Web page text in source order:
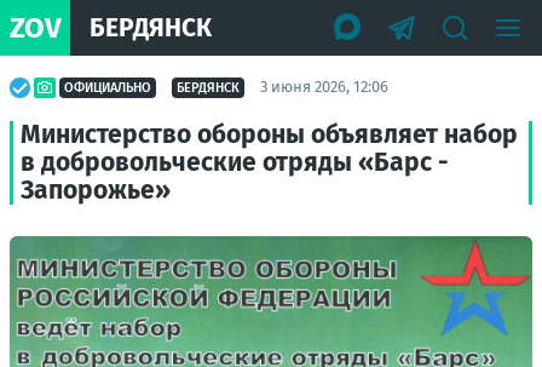
ZOV БЕРДЯНСК
ОФИЦИАЛЬНО БЕРДЯНСК 3 июня 2026, 12:06
Министерство обороны объявляет набор
в добровольческие отряды «Барс -
Запорожье»